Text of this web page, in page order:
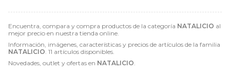
Encuentra, compara y compra productos de la categoría NATALICIO al
mejor precio en nuestra tienda online.
Información, imágenes, características y precios de artículos de la familia
NATALICIO. 11 artículos disponibles.
Novedades, outlet y ofertas en NATALICIO.